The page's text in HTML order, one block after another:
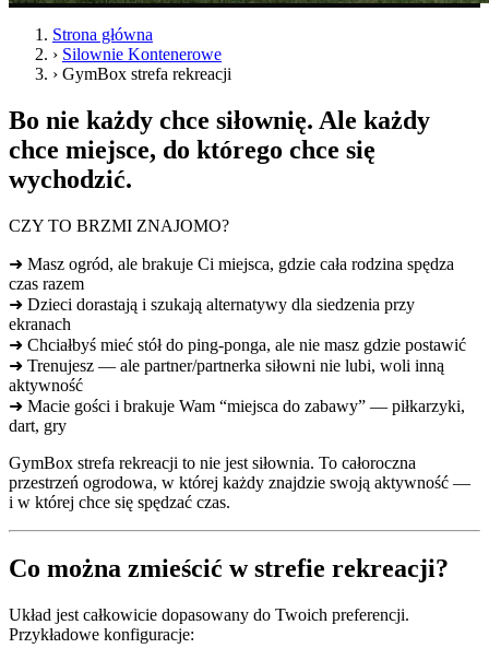
Strona główna
› Silownie Kontenerowe
› GymBox strefa rekreacji
Bo nie każdy chce siłownię. Ale każdy
chce miejsce, do którego chce się
wychodzić.
CZY TO BRZMI ZNAJOMO?
➜ Masz ogród, ale brakuje Ci miejsca, gdzie cała rodzina spędza
czas razem
➜ Dzieci dorastają i szukają alternatywy dla siedzenia przy
ekranach
➜ Chciałbyś mieć stół do ping-ponga, ale nie masz gdzie postawić
➜ Trenujesz — ale partner/partnerka siłowni nie lubi, woli inną
aktywność
➜ Macie gości i brakuje Wam “miejsca do zabawy” — piłkarzyki,
dart, gry
GymBox strefa rekreacji to nie jest siłownia. To całoroczna
przestrzeń ogrodowa, w której każdy znajdzie swoją aktywność —
i w której chce się spędzać czas.
Co można zmieścić w strefie rekreacji?
Układ jest całkowicie dopasowany do Twoich preferencji.
Przykładowe konfiguracje: